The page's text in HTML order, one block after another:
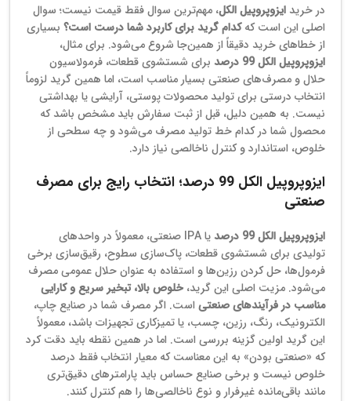
در خرید ایزوپروپیل الکل، مهم‌ترین سوال فقط قیمت نیست؛ سوال
اصلی این است کهکدام گرید برای کاربرد شما درست است؟ بسیاری
از خطاهای خرید دقیقاً از همین‌جا شروع می‌شود. برای مثال،
ایزوپروپیل الکل 99 درصد
برای شستشوی قطعات، فرمولاسیون
حلال و مصرف‌های صنعتی بسیار مناسب است، اما همین گرید لزوماً
انتخاب درستی برای تولید محصولات پوستی، آرایشی یا بهداشتی
نیست. به همین دلیل، قبل از ثبت سفارش باید مشخص باشد که
محصول شما در کدام خط تولید مصرف می‌شود و چه سطحی از
خلوص، استاندارد و کنترل ناخالصی نیاز دارد.
ایزوپروپیل الکل 99 درصد؛ انتخاب رایج برای مصرف
صنعتی
ایزوپروپیل الکل 99 درصد
یا IPA صنعتی، معمولاً در واحدهای
تولیدی برای شستشوی قطعات، پاک‌سازی سطوح، رقیق‌سازی برخی
فرمول‌ها، حل کردن رزین‌ها و استفاده به عنوان حلال عمومی مصرف
می‌شود. مزیت اصلی این گرید، خلوص بالا، تبخیر سریع و کارایی
مناسب در فرآیندهای صنعتی است. اگر مصرف شما در صنایع چاپ،
الکترونیک، رنگ، رزین، چسب، یا تمیزکاری تجهیزات باشد، معمولاً
این گرید اولین گزینه بررسی است. اما در همین نقطه باید دقت کرد
که «صنعتی بودن» به این معناست که معیار انتخاب فقط درصد
خلوص نیست و برخی صنایع حساس باید پارامترهای دقیق‌تری
مانند باقی‌مانده غیرفرار و نوع ناخالصی‌ها را هم کنترل کنند.